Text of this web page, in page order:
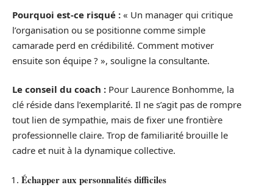
Pourquoi est-ce risqué : « Un manager qui critique
l’organisation ou se positionne comme simple
camarade perd en crédibilité. Comment motiver
ensuite son équipe ? », souligne la consultante.
Le conseil du coach : Pour Laurence Bonhomme, la
clé réside dans l’exemplarité. Il ne s’agit pas de rompre
tout lien de sympathie, mais de fixer une frontière
professionnelle claire. Trop de familiarité brouille le
cadre et nuit à la dynamique collective.
Échapper aux personnalités difficiles